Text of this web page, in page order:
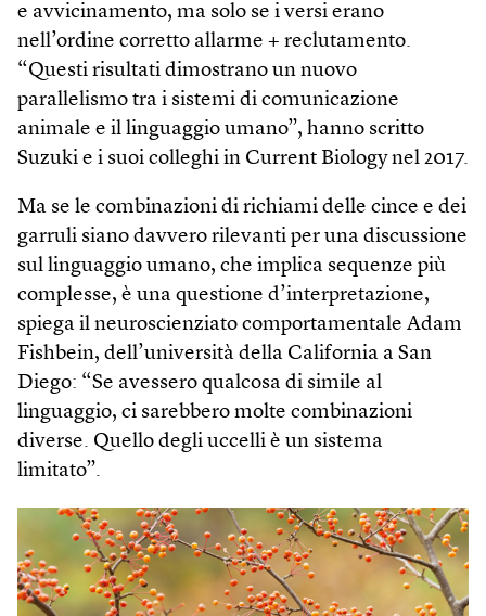
e avvicinamento, ma solo se i versi erano
nell’ordine corretto allarme + reclutamento.
“Questi risultati dimostrano un nuovo
parallelismo tra i sistemi di comunicazione
animale e il linguaggio umano”, hanno scritto
Suzuki e i suoi colleghi in Current Biology nel 2017.
Ma se le combinazioni di richiami delle cince e dei
garruli siano davvero rilevanti per una discussione
sul linguaggio umano, che implica sequenze più
complesse, è una questione d’interpretazione,
spiega il neuroscienziato comportamentale Adam
Fishbein, dell’università della California a San
Diego: “Se avessero qualcosa di simile al
linguaggio, ci sarebbero molte combinazioni
diverse. Quello degli uccelli è un sistema
limitato”.